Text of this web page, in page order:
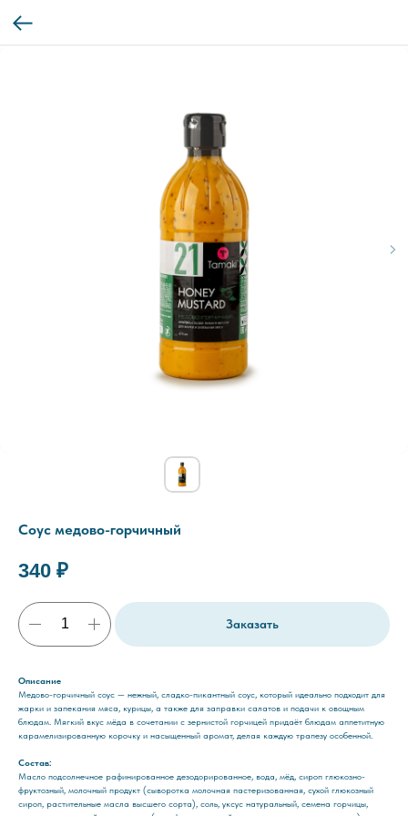
Соус медово-горчичный
340 ₽
Заказать
Описание
Медово-горчичный соус — нежный, сладко-пикантный соус, который идеально подходит для
жарки и запекания мяса, курицы, а также для заправки салатов и подачи к овощным
блюдам. Мягкий вкус мёда в сочетании с зернистой горчицей придаёт блюдам аппетитную
карамелизированную корочку и насыщенный аромат, делая каждую трапезу особенной.
Состав:
Масло подсолнечное рафинированное дезодорированное, вода, мёд, сироп глюкозно-
фруктозный, молочный продукт (сыворотка молочная пастеризованная, сухой глюкозный
сироп, растительные масла высшего сорта), соль, уксус натуральный, семена горчицы,